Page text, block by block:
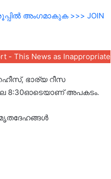
അംഗമാകുക >>> JOIN
- This News as Inappropriate
ഭാര്യ റീസ
8:30ഓടെയാണ് അപകടം.
മൃതദേഹങ്ങൾ